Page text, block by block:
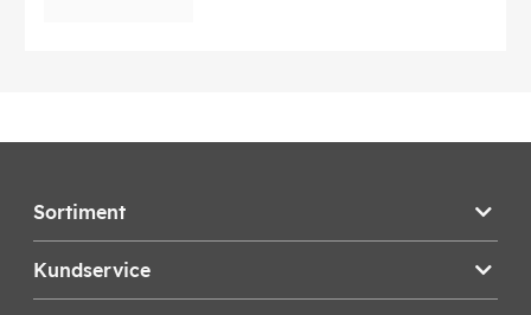
Sortiment
Kundservice